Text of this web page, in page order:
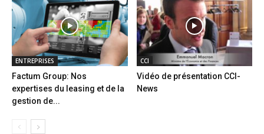
ENTREPRISES
Factum Group: Nos
expertises du leasing et de la
gestion de...
CCI
Vidéo de présentation CCI-
News